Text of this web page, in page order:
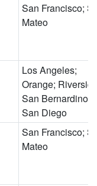
San Francisco;
Mateo
Los Angeles;
Orange;
San Bernardino;
San Diego
San Francisco;
Mateo